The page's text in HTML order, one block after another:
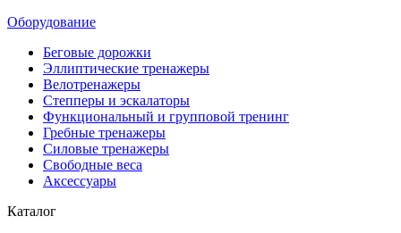
Оборудование
Беговые дорожки
Эллиптические тренажеры
Велотренажеры
Степперы и эскалаторы
Функциональный и групповой тренинг
Гребные тренажеры
Силовые тренажеры
Свободные веса
Аксессуары
Каталог